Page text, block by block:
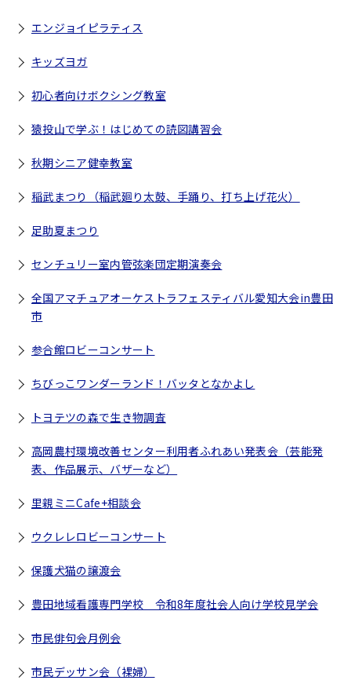
エンジョイピラティス
キッズヨガ
初心者向けボクシング教室
猿投山で学ぶ！はじめての読図講習会
秋期シニア健幸教室
稲武まつり（稲武廻り太鼓、手踊り、打ち上げ花火）
足助夏まつり
センチュリー室内管弦楽団定期演奏会
全国アマチュアオーケストラフェスティバル愛知大会in豊田
市
参合館ロビーコンサート
ちびっこワンダーランド！バッタとなかよし
トヨテツの森で生き物調査
高岡農村環境改善センター利用者ふれあい発表会（芸能発
表、作品展示、バザーなど）
里親ミニCafe+相談会
ウクレレロビーコンサート
保護犬猫の譲渡会
豊田地域看護専門学校 令和8年度社会人向け学校見学会
市民俳句会月例会
市民デッサン会（裸婦）